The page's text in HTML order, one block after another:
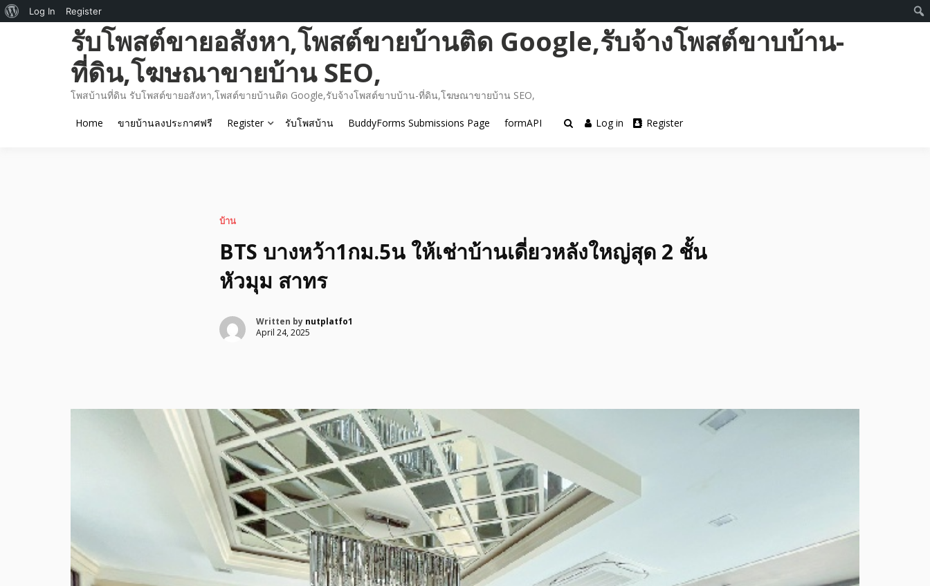
รับโพสต์ขายอสังหา,โพสต์ขายบ้านติด Google,รับจ้างโพสต์ขาบบ้าน-
ที่ดิน,โฆษณาขายบ้าน SEO,
โพสบ้านที่ดิน รับโพสต์ขายอสังหา,โพสต์ขายบ้านติด Google,รับจ้างโพสต์ขาบบ้าน-ที่ดิน,โฆษณาขายบ้าน SEO,
Home ขายบ้านลงประกาศฟรี Register รับโพสบ้าน BuddyForms Submissions Page formAPI Log in Register
บ้าน
BTS บางหว้า1กม.5น ให้เช่าบ้านเดี่ยวหลังใหญ่สุด 2 ชั้น
หัวมุม สาทร
Written by nutplatfo1
April 24, 2025
About
Log In Register